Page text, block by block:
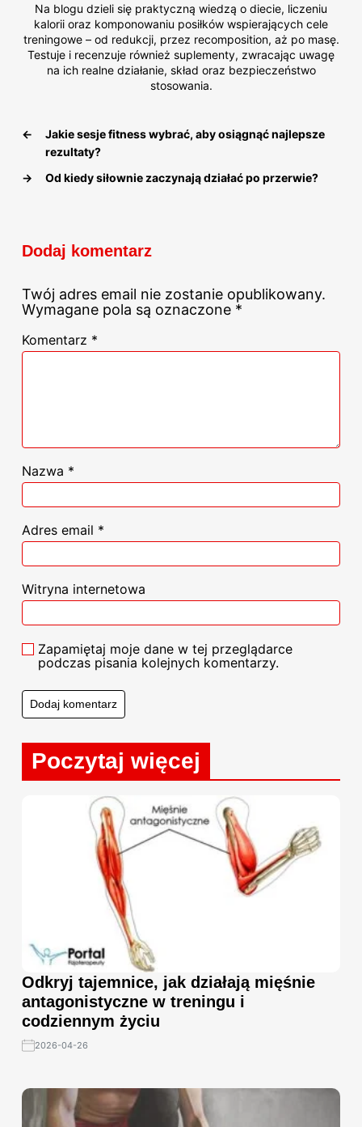
Na blogu dzieli się praktyczną wiedzą o diecie, liczeniu
kalorii oraz komponowaniu posiłków wspierających cele
treningowe – od redukcji, przez recomposition, aż po masę.
Testuje i recenzuje również suplementy, zwracając uwagę
na ich realne działanie, skład oraz bezpieczeństwo
stosowania.
←
Jakie sesje fitness wybrać, aby osiągnąć najlepsze
rezultaty?
→
Od kiedy siłownie zaczynają działać po przerwie?
Dodaj komentarz
Twój adres email nie zostanie opublikowany.
Wymagane pola są oznaczone *
Komentarz *
Nazwa *
Adres email *
Witryna internetowa
Zapamiętaj moje dane w tej przeglądarce
podczas pisania kolejnych komentarzy.
Poczytaj więcej
Odkryj tajemnice, jak działają mięśnie
antagonistyczne w treningu i
codziennym życiu
2026-04-26